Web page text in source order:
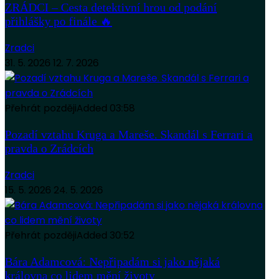
ZRÁDCI – Cesta detektivní hrou od podání
přihlášky po finále 🔥
Zradci
31. 5. 2026 12. 7. 2026
Přehrát pozdějiAdded 03:58
Pozadí vztahu Kruga a Mareše. Skandál s Ferrari a
pravda o Zrádcích
Zradci
15. 5. 2026 24. 5. 2026
Přehrát pozdějiAdded 30:52
Bára Adamcová: Nepřipadám si jako nějaká
královna co lidem mění životy